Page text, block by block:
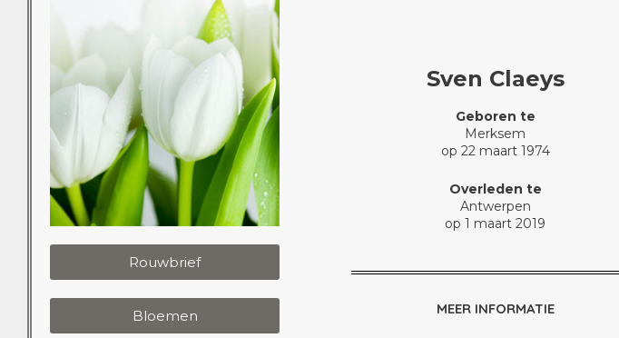
Rouwbrief
Bloemen
Sven Claeys
Geboren te
Merksem
op 22 maart 1974
Overleden te
Antwerpen
op 1 maart 2019
MEER INFORMATIE